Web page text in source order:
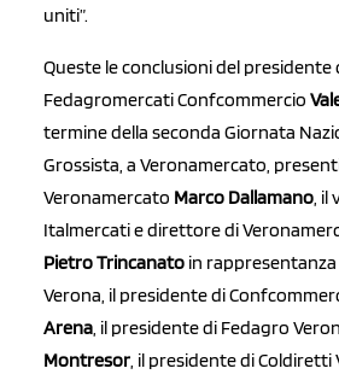
uniti”.
Queste le conclusioni del presidente
Fedagromercati Confcommercio
termine della seconda Giornata
Grossista, a Veronamercato,
Veronamercato Marco Dallamano, il
Italmercati e direttore di
Pietro Trincanato in
Verona, il presidente di
Arena, il presidente di Fedagro
Montresor, il presidente di Coldiretti